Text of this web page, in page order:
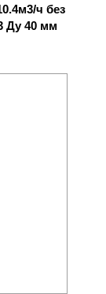
ч без
Ду 40 мм